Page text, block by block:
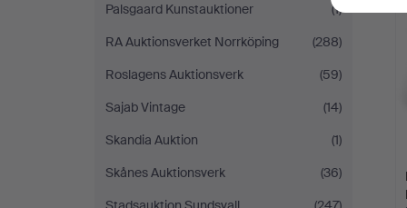
Palsgaard Kunstauktioner
(1)
RA Auktionsverket Norrköping
(288)
Roslagens Auktionsverk
(59)
Sajab Vintage
(14)
Skandia Auktion
(1)
Skånes Auktionsverk
(36)